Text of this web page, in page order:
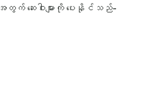
ဆေးဝါးများကို ပေးနိုင်သည်-